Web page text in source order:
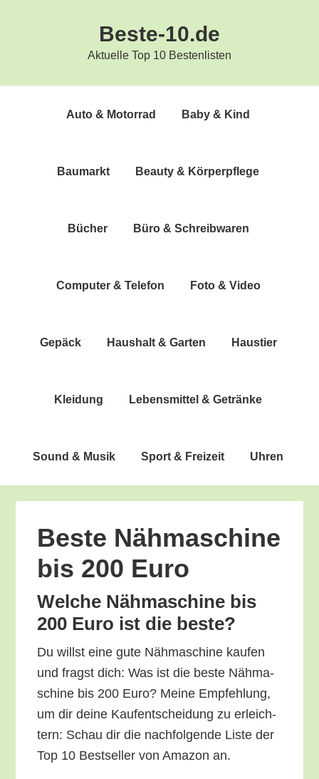
Beste-10.de
Aktuelle Top 10 Bestenlisten
Auto & Motorrad Baby & Kind
Bau­markt Beau­ty & Körperpflege
Bücher Büro & Schreibwaren
Com­pu­ter & Telefon Foto & Video
Gepäck Haus­halt & Garten Haus­tier
Klei­dung Lebens­mit­tel & Getränke
Sound & Musik Sport & Freizeit Uhren
Bes­te Näh­ma­schi­ne
bis 200 Euro
Wel­che Näh­ma­schi­ne bis
200 Euro ist die beste?
Du willst eine gute Näh­ma­schi­ne kau­fen
und fragst dich: Was ist die bes­te Näh­ma­
schi­ne bis 200 Euro? Mei­ne Emp­feh­lung,
um dir dei­ne Kauf­ent­schei­dung zu erleich­
tern: Schau dir die nach­fol­gen­de Lis­te der
Top 10 Best­sel­ler von Ama­zon an.